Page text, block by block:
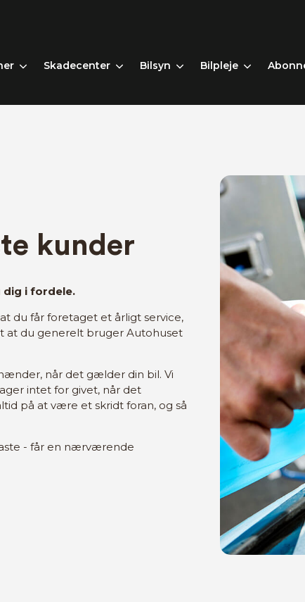
Skadecenter Bilsyn Bilpleje
kunder
dig i fordele.
du får foretaget et årligt service,
at du generelt bruger Autohuset
når det gælder din bil. Vi
intet for givet, når det
på at være et skridt foran, og så
- får en nærværende